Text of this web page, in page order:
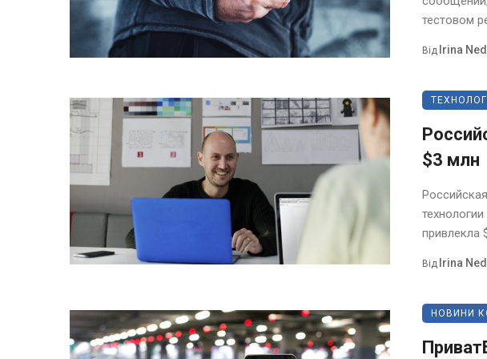
тестовом
Від Irina
$3 млн
привлекла
Від Irina
НОВИНИ